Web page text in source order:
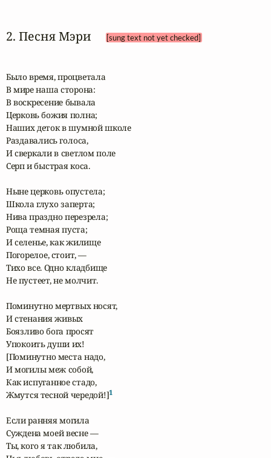
2. Песня Мэри [sung text not yet checked]
Было время, процветала
В мире наша сторона:
В воскресение бывала
Церковь божия полна;
Наших деток в шумной школе
Раздавались голоса,
И сверкали в светлом поле
Серп и быстрая коса.
Ныне церковь опустела;
Школа глухо заперта;
Нива праздно перезрела;
Роща темная пуста;
И селенье, как жилище
Погорелое, стоит, —
Тихо все. Одно кладбище
Не пустеет, не молчит.
Поминутно мертвых носят,
И стенания живых
Боязливо бога просят
Упокоить души их!
[Поминутно места надо,
И могилы меж собой,
Как испуганное стадо,
Жмутся тесной чередой!]1
Если ранняя могила
Суждена моей весне —
Ты, кого я так любила,